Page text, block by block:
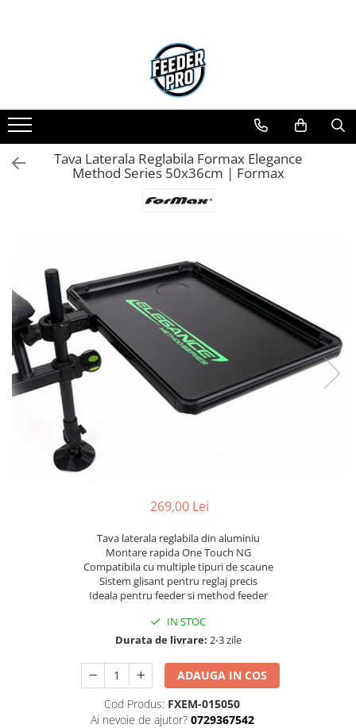
Tava Laterala Reglabila Formax Elegance
Method Series 50x36cm | Formax
269,00 Lei
Tava laterala reglabila din aluminiu
Montare rapida One Touch NG
Compatibila cu multiple tipuri de scaune
Sistem glisant pentru reglaj precis
Ideala pentru feeder si method feeder
IN STOC
Durata de livrare: 2-3 zile
ADAUGA IN COS
Cod Produs: FXEM-015050
Ai nevoie de ajutor? 0729367542